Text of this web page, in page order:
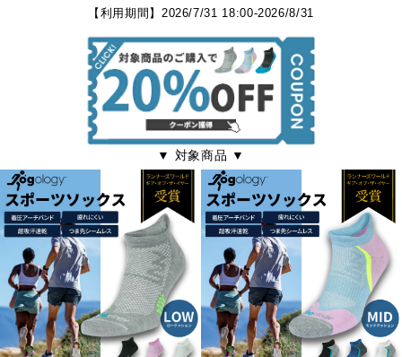
【利用期間】2026/7/31 18:00-2026/8/31
▼ 対象商品 ▼